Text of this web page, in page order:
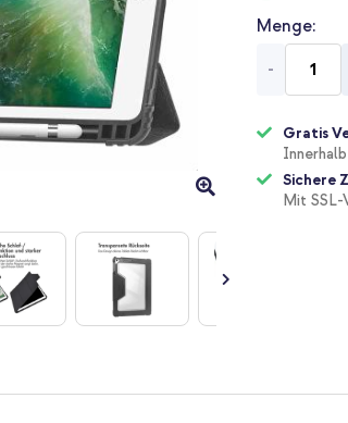
Menge
-
Gratis
Sichere
Mit SSL-